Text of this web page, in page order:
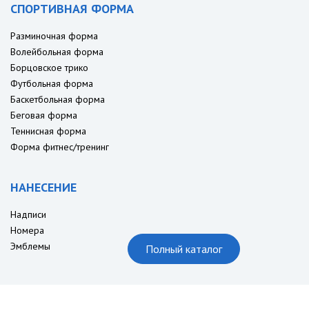
СПОРТИВНАЯ ФОРМА
Разминочная форма
Волейбольная форма
Борцовское трико
Футбольная форма
Баскетбольная форма
Беговая форма
Теннисная форма
Форма фитнес/тренинг
НАНЕСЕНИЕ
Надписи
Номера
Эмблемы
Полный каталог